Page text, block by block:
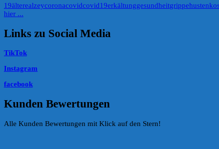
19älterealzeycoronacovidcovid19erkältunggesundheitgrippehusten
hier ...
Links zu Social Media
TikTok
Instagram
facebook
Kunden Bewertungen
Alle Kunden Bewertungen mit Klick auf den Stern!